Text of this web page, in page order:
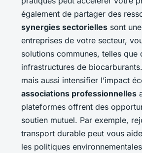
également de partager des
synergies sectorielles sont
entreprises de votre secteur,
solutions communes, telles
infrastructures de
mais aussi intensifier l’impact
associations professionnelles
plateformes offrent des
soutien mutuel. Par exemple,
transport durable peut vous
les politiques